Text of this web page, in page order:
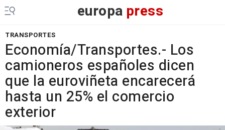
europa press
TRANSPORTES
Economía/Transportes.- Los
camioneros españoles dicen
que la euroviñeta encarecerá
hasta un 25% el comercio
exterior